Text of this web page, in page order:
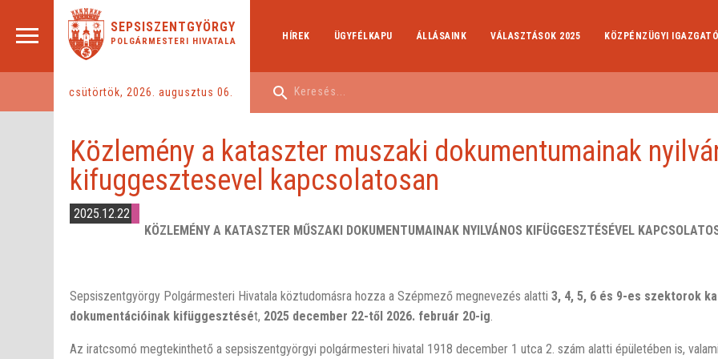
SEPSISZENTGYÖRGY
POLGÁRMESTERI HIVATALA
csütörtök, 2026. augusztus 06.
HÍREK ÜGYFÉLKAPU ÁLLÁSAINK VÁLASZTÁSOK 2025 KÖZPÉNZÜGYI
Közlemény a kataszter muszaki dokumentumainak
kifuggesztesevel kapcsolatosan
2025.12.22
KÖZLEMÉNY A KATASZTER MŰSZAKI DOKUMENTUMAINAK NYILVÁNOS KIFÜGGESZTÉSÉVEL
Sepsiszentgyörgy Polgármesteri Hivatala köztudomásra hozza a Szépmező megnevezés alatti3, 4, 5, 6 és 9-es szektorok
dokumentációinak kifüggesztését, 2025 december 22-tő l 2026. február 20-ig.
Az iratcsomó megtekinthető a sepsiszentgyörgyi polgármesteri hivatal 1918 december 1 utca 2. szám alatti épületében is,